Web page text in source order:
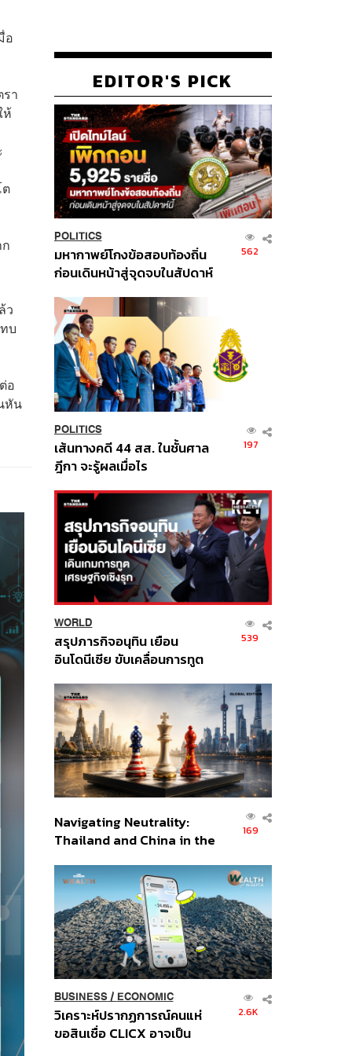
อ
า
ห้
ว
บ
อ
หัน
EDITOR'S PICK
POLITICS
มหากาพย์โกงข้อสอบท้องถิ่น
ก่อนเดินหน้าสู่จุดจบในสัปดาห์
562
POLITICS
เส้นทางคดี 44 สส. ในชั้นศาล
ฎีกา จะรู้ผลเมื่อไร
197
WORLD
สรุปภารกิจอนุทิน เยือน
อินโดนีเซีย ขับเคลื่อนการทูต
ส่วนยุทธศาสตร์ไทย –
อินโดนีเซีย
539
Navigating Neutrality:
Thailand and China in the
Order
169
BUSINESS/ ECONOMIC
วิเคราะห์ปรากฏการณ์คนแห่
ขอสินเชื่อ CLICX อาจเป็น
2.6K